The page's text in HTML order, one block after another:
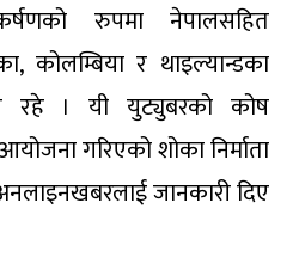
रुपमा नेपालसहित
कोलम्बिया र थाइल्यान्डका
रहे । यी युट्युबरको कोष
गरिएको शोका निर्माता
जानकारी दिए